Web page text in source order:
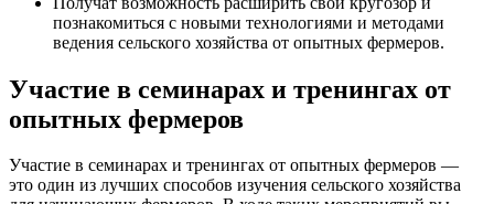
познакомиться с новыми технологиями и методами
ведения сельского хозяйства от опытных фермеров.
Участие в семинарах и тренингах от
опытных фермеров
Участие в семинарах и тренингах от опытных фермеров —
это один из лучших способов изучения сельского хозяйства